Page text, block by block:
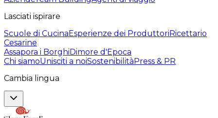
Lasciati ispirare
Scuole di CucinaEsperienze dei ProduttoriRicettario
Cesarine
Assapora i BorghiDimore d'Epoca
Chi siamoUnisciti a noiSostenibilitàPress & PR
Cambia lingua